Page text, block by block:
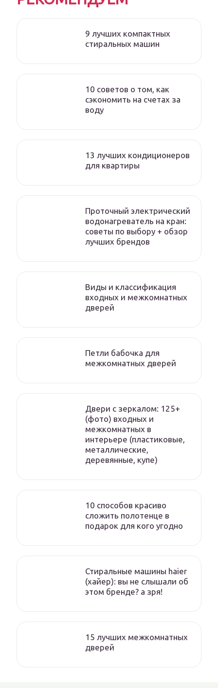
9 лучших компактных
стиральных машин
10 советов о том, как
сэкономить на счетах за
воду
13 лучших кондиционеров
для квартиры
Проточный электрический
водонагреватель на кран:
советы по выбору + обзор
лучших брендов
Виды и классификация
входных и межкомнатных
дверей
Петли бабочка для
межкомнатных дверей
Двери с зеркалом: 125+
(фото) входных и
межкомнатных в
интерьере (пластиковые,
металлические,
деревянные, купе)
10 способов красиво
сложить полотенце в
подарок для кого угодно
Стиральные машины haier
(хайер): вы не слышали об
этом бренде? а зря!
15 лучших межкомнатных
дверей